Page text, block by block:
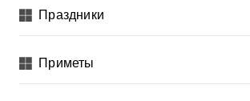
Праздники
Приметы